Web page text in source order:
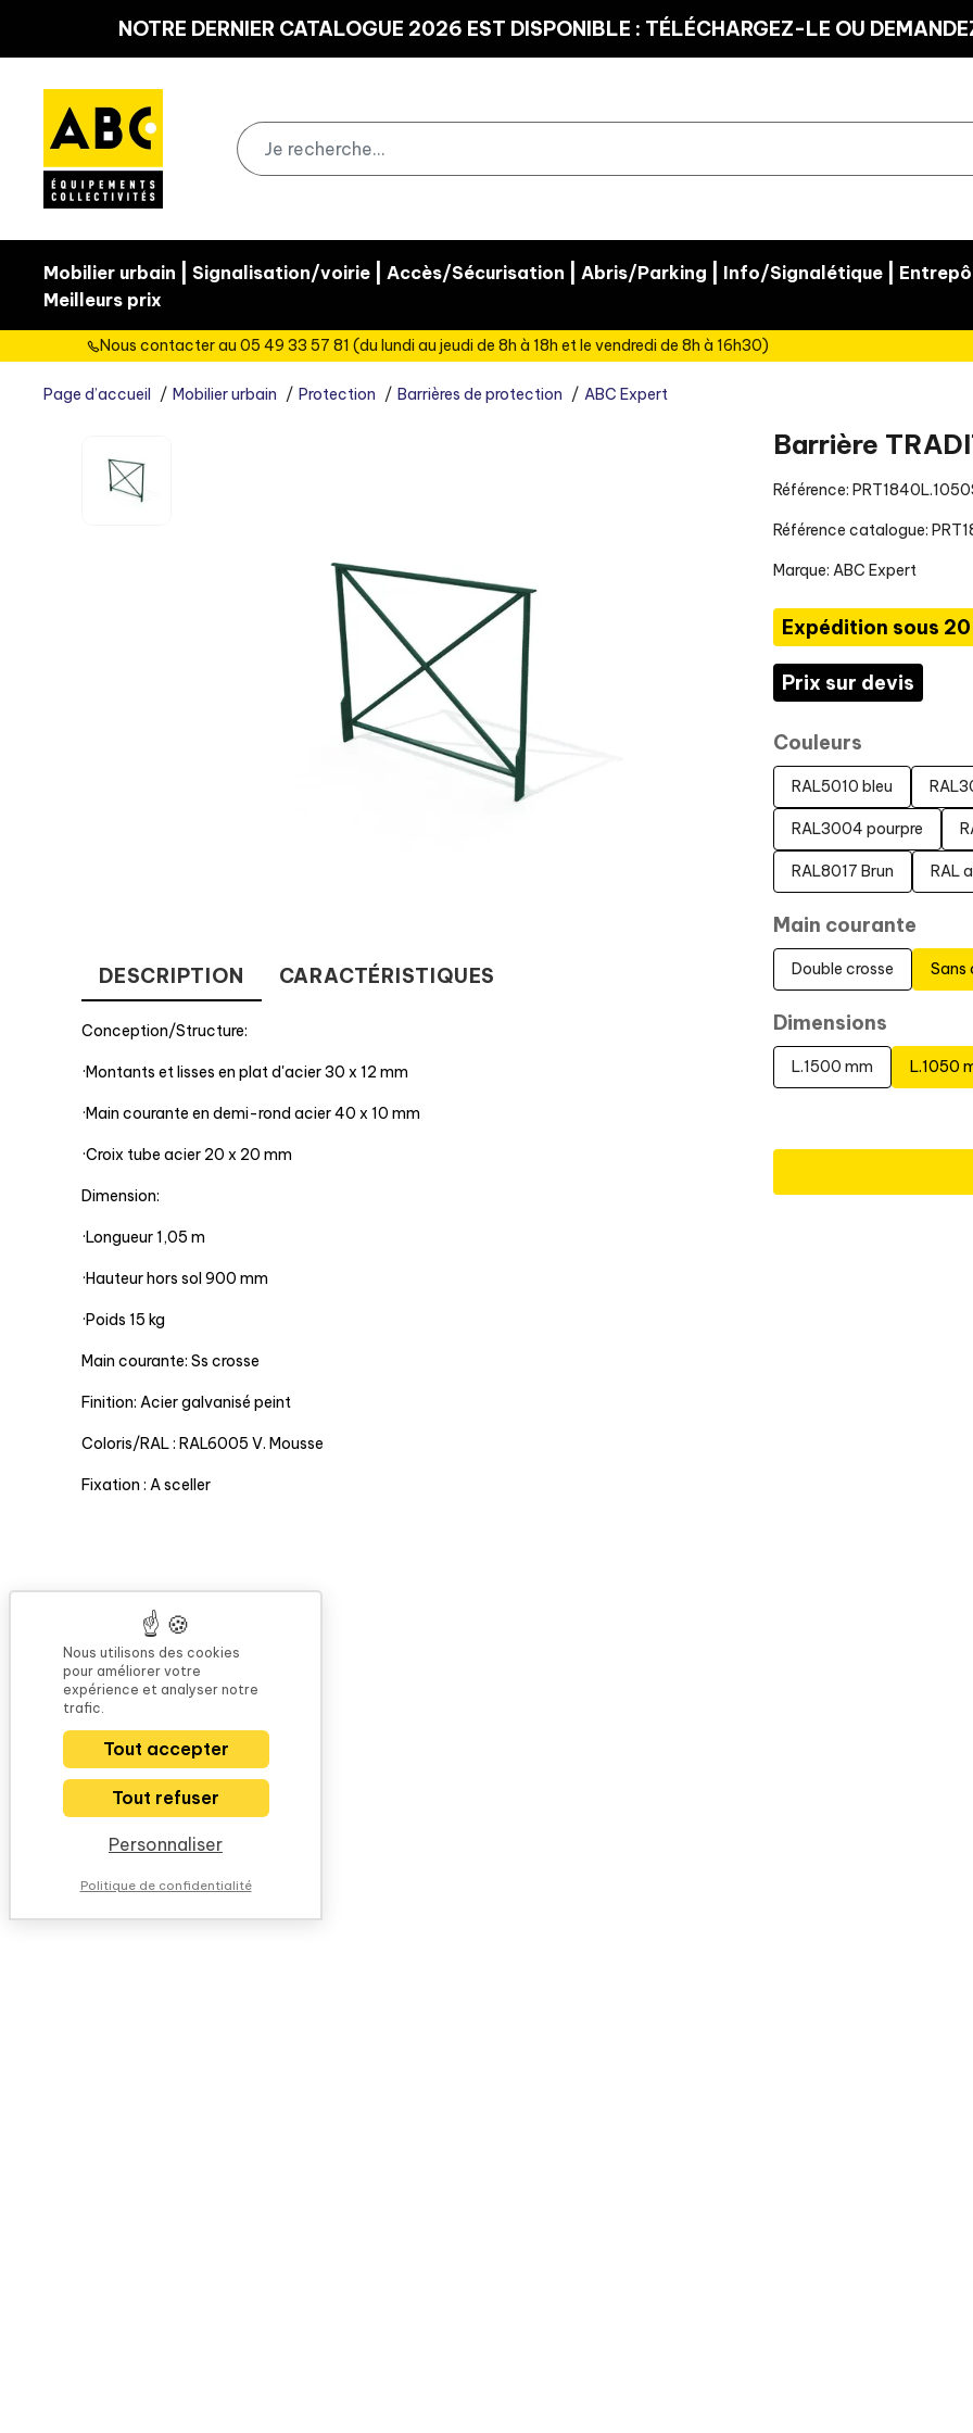
NOTRE DERNIER CATALOGUE 2026 EST DISPONIBLE : TÉLÉCHARGEZ-LE OU
Mobilier urbain Signalisation/voirie Accès/Sécurisation Abris/Parking Info/Signalétique
Meilleurs prix
Nous contacter au 05 49 33 57 81 (du lundi au jeudi de 8h à 18h et le vendredi de 8h à 16h30)
Page d’accueil Mobilier urbain Protection Barrières de protection ABC Expert
DESCRIPTION CARACTÉRISTIQUES
Conception/Structure:
·Montants et lisses en plat d'acier 30 x 12 mm
·Main courante en demi-rond acier 40 x 10 mm
·Croix tube acier 20 x 20 mm
Dimension:
·Longueur 1,05 m
·Hauteur hors sol 900 mm
·Poids 15 kg
Main courante: Ss crosse
Finition: Acier galvanisé peint
Coloris/RAL : RAL6005 V. Mousse
Fixation : A sceller
Barrière
Référence:
Référence catalogue:
Marque: ABC Expert
Expédition sous
Prix sur devis
Couleurs
RAL5010 bleu
RAL3004 pourpre
RAL8017 Brun RAL
Main courante
Double crosse Sans
Dimensions
L.1500 mm L.1050
Nous utilisons des cookies
pour améliorer votre
expérience et analyser notre
trafic.
Tout accepter
Tout refuser
Personnaliser
Politique de confidentialité